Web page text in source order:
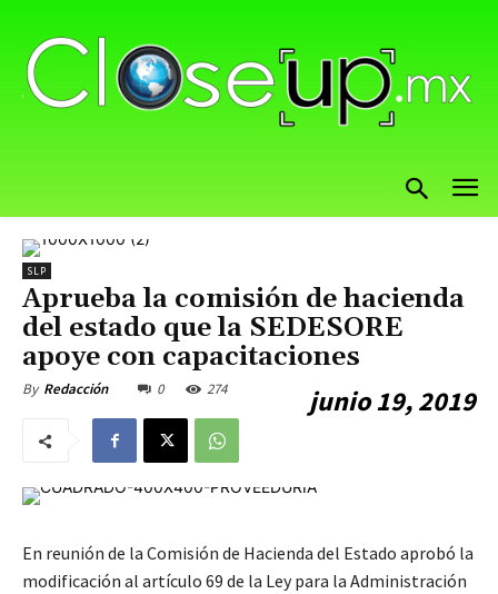
SLP
Aprueba la comisión de hacienda
del estado que la SEDESORE
apoye con capacitaciones
By Redacción junio 19, 2019
0 274
En reunión de la Comisión de Hacienda del Estado aprobó la
modificación al artículo 69 de la Ley para la Administración